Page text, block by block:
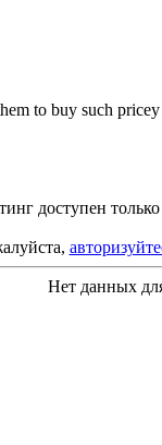
to buy such
доступен
Нет данных